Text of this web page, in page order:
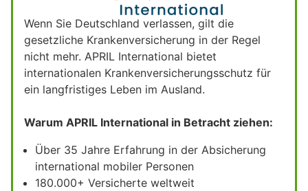
Wenn Sie Deutschland verlassen, gilt die
gesetzliche Krankenversicherung in der Regel
nicht mehr. APRIL International bietet
internationalen Krankenversicherungsschutz für
ein langfristiges Leben im Ausland.
Warum APRIL International in Betracht ziehen:
Über 35 Jahre Erfahrung in der Absicherung
international mobiler Personen
180.000+ Versicherte weltweit